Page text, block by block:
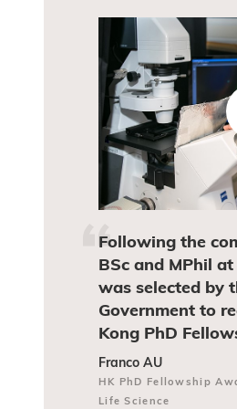
Following the
BSc and MPhil
was selected by
Government to
Kong PhD
Franco AU
HK PhD Fellowship
Life Science